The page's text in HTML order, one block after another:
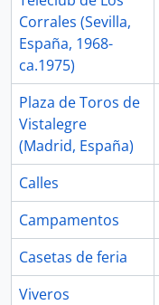
Corrales (Sevilla,
España, 1968-
ca.1975)
Plaza de Toros de
Vistalegre
(Madrid, España)
Calles
Campamentos
Casetas de feria
Viveros